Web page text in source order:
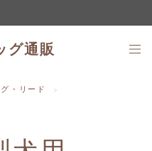
グ通販
・リード